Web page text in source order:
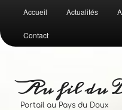
Au fil du
Portail au Pays du Doux
principal
Aller
au
principal
Aller
au
secondaire
Accueil Actualités
Contact